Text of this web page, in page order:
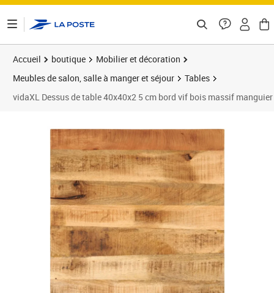
Accueil boutique
Mobilier et décoration
Meubles de salon, salle à manger et séjour
Tables
vidaXL Dessus de table 40x40x2 5 cm bord vif bois massif